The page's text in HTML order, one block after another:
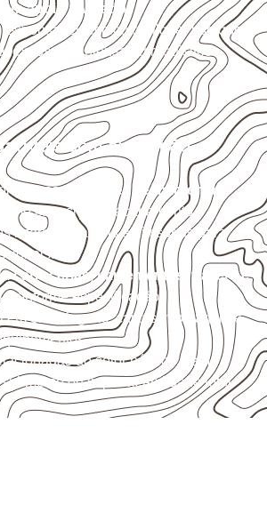
apoio nivelado.
técnico qualquer uso que
exposição intensa ou requisitos
com avaliação
e componentes de marcenaria
exposição e acabamento.
internos, painéis e divisórias para
carrocerias, implementos, trailers e
, conforme especificação.
em embalagens, caixas, montagem e
ao setor náutico, sem
submerso ou impermeabilidade total.